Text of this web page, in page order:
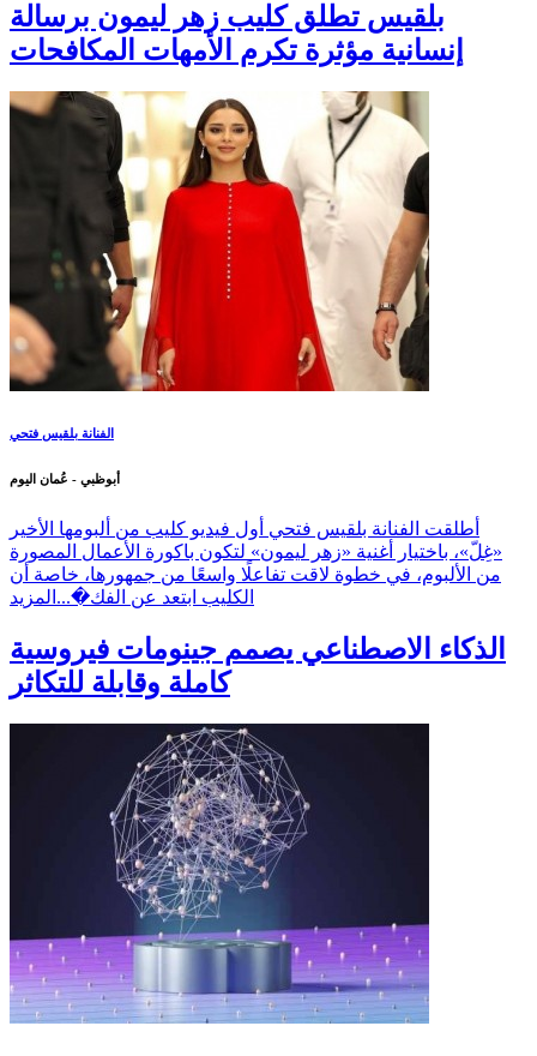
بلقيس تطلق كليب زهر ليمون برسالة
إنسانية مؤثرة تكرم الأمهات المكافحات
الفنانة بلقيس فتحي
أبوظبي - عُمان اليوم
أطلقت الفنانة بلقيس فتحي أول فيديو كليب من ألبومها الأخير
«غِلّ»، باختيار أغنية «زهر ليمون» لتكون باكورة الأعمال المصورة
من الألبوم، في خطوة لاقت تفاعلًا واسعًا من جمهورها، خاصة أن
الكليب ابتعد عن الفك�... المزيد
الذكاء الاصطناعي يصمم جينومات فيروسية
كاملة وقابلة للتكاثر